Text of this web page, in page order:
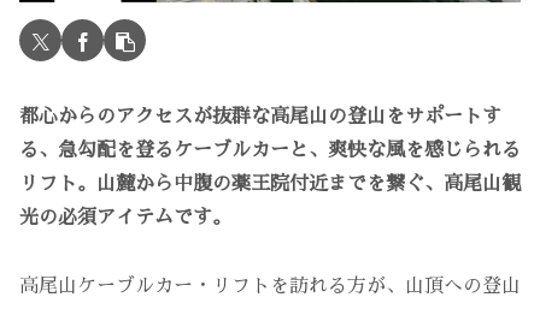
都心からのアクセスが抜群な高尾山の登山をサポートす
る、急勾配を登るケーブルカーと、爽快な風を感じられる
リフト。山麓から中腹の薬王院付近までを繋ぐ、高尾山観
光の必須アイテムです。
高尾山ケーブルカー・リフトを訪れる方が、山頂への登山